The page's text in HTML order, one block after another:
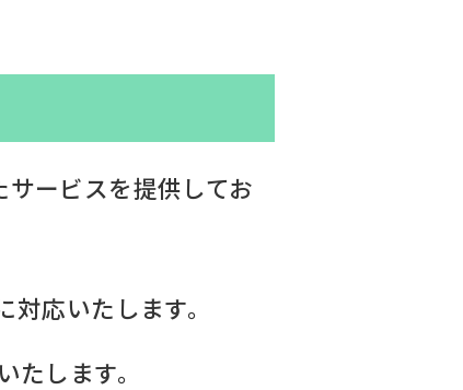
ービスを提供してお
応いたします。
します。